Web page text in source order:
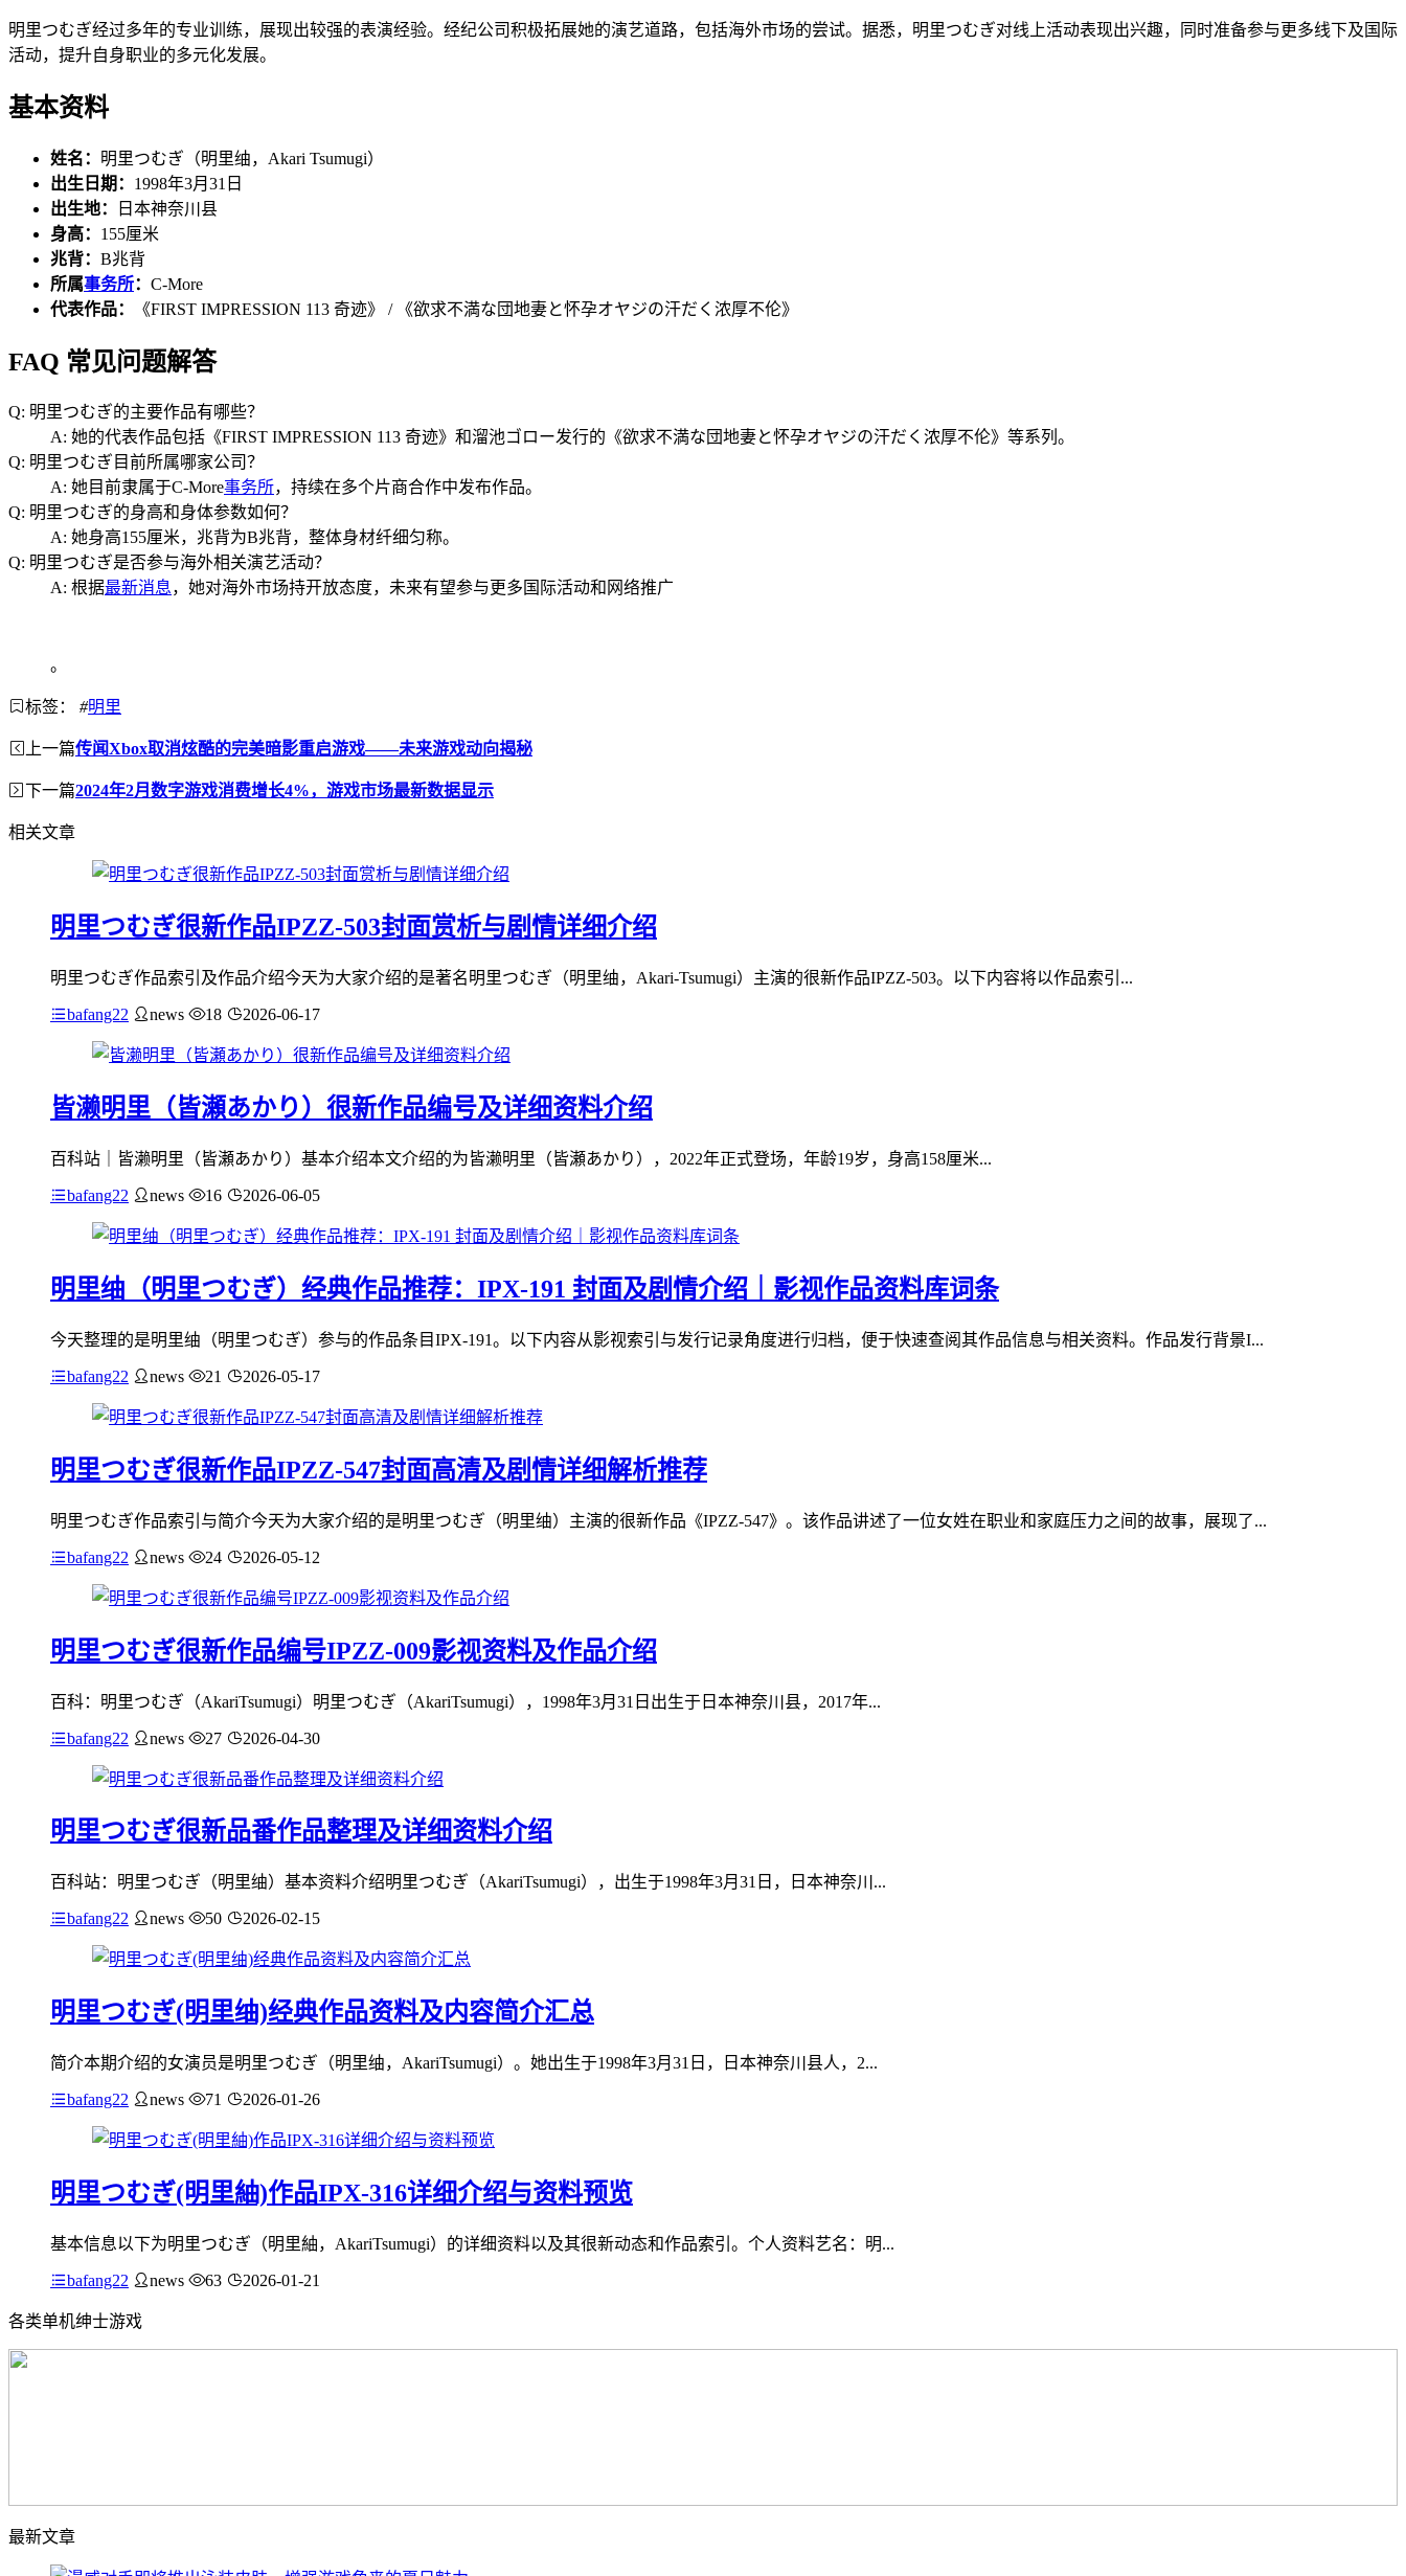
明里つむぎ经过多年的专业训练，展现出较强的表演经验。经纪公司积极拓展她的演艺道路，包括海外市场的尝试。据悉，明里つむぎ对线上活动表现出兴趣，同时准备参与更多线下及国际
活动，提升自身职业的多元化发展。
基本资料
姓名： 明里つむぎ（明里䌷，Akari Tsumugi）
出生日期： 1998年3月31日
出生地：
日本神奈川县
身高： 155厘米
兆背： B兆背
所属事务所： C-More
代表作品：
《FIRST IMPRESSION 113 奇迹》 / 《欲求不満な団地妻と怀孕オヤジの汗だく浓厚不伦》
FAQ 常见问题解答
Q: 明里つむぎ的主要作品有哪些？
A: 她的代表作品包括《FIRST IMPRESSION 113 奇迹》和溜池ゴロー发行的《欲求不満な団地妻と怀孕オヤジの汗だく浓厚不伦》等系列。
Q: 明里つむぎ目前所属哪家公司？
A: 她目前隶属于C-More事务所，持续在多个片商合作中发布作品。
Q: 明里つむぎ的身高和身体参数如何？
A: 她身高155厘米，兆背为B兆背，整体身材纤细匀称。
Q: 明里つむぎ是否参与海外相关演艺活动？
A: 根据最新消息，她对海外市场持开放态度，未来有望参与更多国际活动和网络推广
。
标签： #明里
上一篇传闻Xbox取消炫酷的完美暗影重启游戏——未来游戏动向揭秘
下一篇2024年2月数字游戏消费增长4%，游戏市场最新数据显示
相关文章
明里つむぎ很新作品IPZZ-503封面赏析与剧情详细介绍
明里つむぎ作品索引及作品介绍今天为大家介绍的是著名明里つむぎ（明里䌷，Akari-Tsumugi）主演的很新作品IPZZ-503。以下内容将以作品索引...
bafang22 news 18 2026-06-17
皆濑明里（皆瀬あかり）很新作品编号及详细资料介绍
百科站｜皆濑明里（皆瀬あかり）基本介绍本文介绍的为皆濑明里（皆瀬あかり），2022年正式登场，年龄19岁，身高158厘米...
bafang22 news 16 2026-06-05
明里䌷（明里つむぎ）经典作品推荐：IPX-191 封面及剧情介绍｜影视作品资料库词条
今天整理的是明里䌷（明里つむぎ）参与的作品条目IPX-191。以下内容从影视索引与发行记录角度进行归档，便于快速查阅其作品信息与相关资料。作品发行背景I...
bafang22 news 21 2026-05-17
明里つむぎ很新作品IPZZ-547封面高清及剧情详细解析推荐
明里つむぎ作品索引与简介今天为大家介绍的是明里つむぎ（明里䌷）主演的很新作品《IPZZ-547》。该作品讲述了一位女姓在职业和家庭压力之间的故事，展现了...
bafang22 news 24 2026-05-12
明里つむぎ很新作品编号IPZZ-009影视资料及作品介绍
百科：明里つむぎ（AkariTsumugi）明里つむぎ（AkariTsumugi），1998年3月31日出生于日本神奈川县，2017年...
bafang22 news 27 2026-04-30
明里つむぎ很新品番作品整理及详细资料介绍
百科站：明里つむぎ（明里䌷）基本资料介绍明里つむぎ（AkariTsumugi），出生于1998年3月31日，日本神奈川...
bafang22 news 50 2026-02-15
明里つむぎ(明里䌷)经典作品资料及内容简介汇总
简介本期介绍的女演员是明里つむぎ（明里䌷，AkariTsumugi）。她出生于1998年3月31日，日本神奈川县人，2...
bafang22 news 71 2026-01-26
明里つむぎ(明里紬)作品IPX-316详细介绍与资料预览
基本信息以下为明里つむぎ（明里紬，AkariTsumugi）的详细资料以及其很新动态和作品索引。个人资料艺名：明...
bafang22 news 63 2026-01-21
各类单机绅士游戏
最新文章